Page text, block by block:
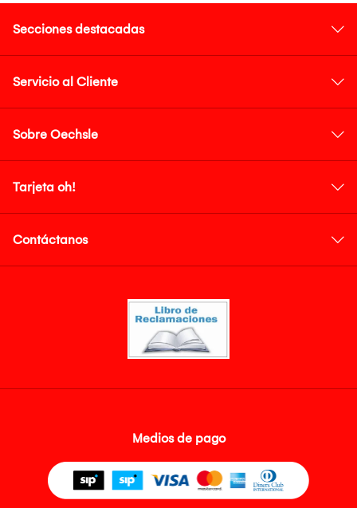
Secciones destacadas
Servicio al Cliente
Sobre Oechsle
Tarjeta oh!
Contáctanos
Medios de pago